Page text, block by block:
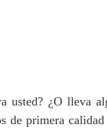
usted? ¿O lleva
de primera